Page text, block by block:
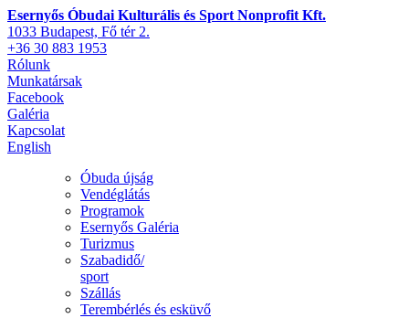
Esernyős Óbudai Kulturális és Sport Nonprofit Kft.
1033 Budapest, Fő tér 2.
+36 30 883 1953
Rólunk
Munkatársak
Facebook
Galéria
Kapcsolat
English
Óbuda újság
Vendéglátás
Programok
Esernyős Galéria
Turizmus
Szabadidő/
sport
Szállás
Terembérlés és esküvő